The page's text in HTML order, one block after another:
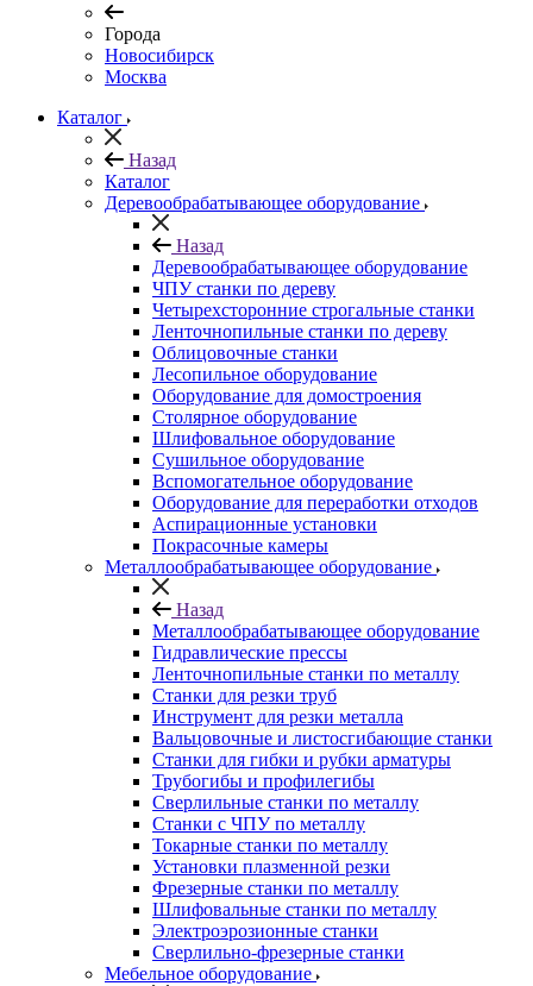
Города
Новосибирск
Москва
Каталог
Назад
Каталог
Деревообрабатывающее оборудование
Назад
Деревообрабатывающее оборудование
ЧПУ станки по дереву
Четырехсторонние строгальные станки
Ленточнопильные станки по дереву
Облицовочные станки
Лесопильное оборудование
Оборудование для домостроения
Столярное оборудование
Шлифовальное оборудование
Сушильное оборудование
Вспомогательное оборудование
Оборудование для переработки отходов
Аспирационные установки
Покрасочные камеры
Металлообрабатывающее оборудование
Назад
Металлообрабатывающее оборудование
Гидравлические прессы
Ленточнопильные станки по металлу
Станки для резки труб
Инструмент для резки металла
Вальцовочные и листосгибающие станки
Станки для гибки и рубки арматуры
Трубогибы и профилегибы
Сверлильные станки по металлу
Станки с ЧПУ по металлу
Токарные станки по металлу
Установки плазменной резки
Фрезерные станки по металлу
Шлифовальные станки по металлу
Электроэрозионные станки
Сверлильно-фрезерные станки
Мебельное оборудование